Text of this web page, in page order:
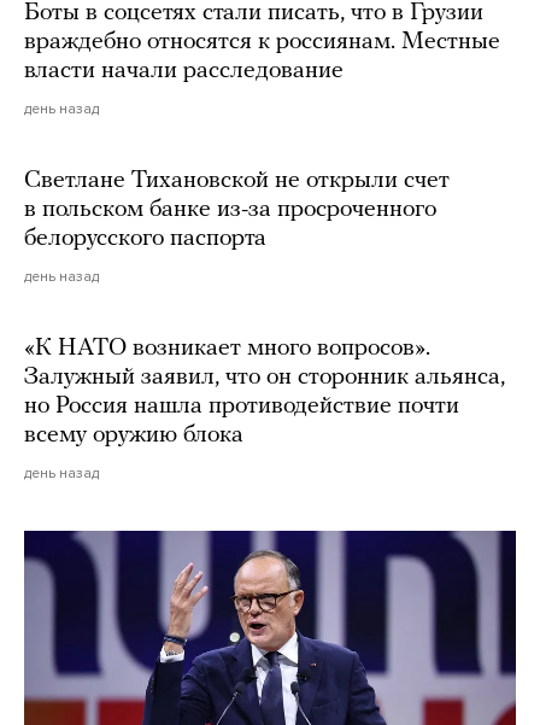
Боты в соцсетях стали писать, что в Грузии
враждебно относятся к россиянам. Местные
власти начали расследование
день назад
Светлане Тихановской не открыли счет
в польском банке из-за просроченного
белорусского паспорта
день назад
«К НАТО возникает много вопросов».
Залужный заявил, что он сторонник альянса,
но Россия нашла противодействие почти
всему оружию блока
день назад